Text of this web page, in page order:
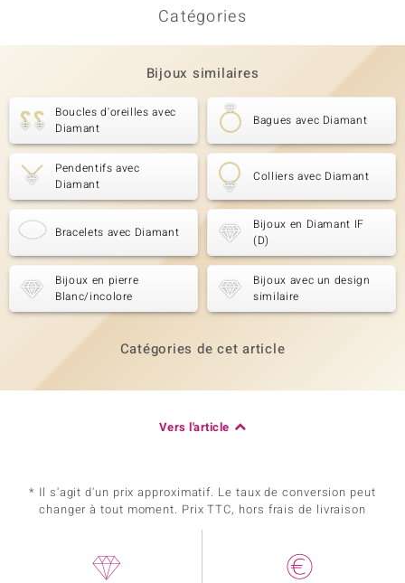
Catégories
Bijoux similaires
Boucles d'oreilles avec
Diamant
Bagues avec Diamant
Pendentifs avec
Diamant
Colliers avec Diamant
Bracelets avec Diamant
Bijoux en Diamant IF
(D)
Bijoux en pierre
Blanc/incolore
Bijoux avec un design
similaire
Catégories de cet article
Vers l'article
* Il s'agit d'un prix approximatif. Le taux de conversion peut
changer à tout moment. Prix TTC, hors frais de livraison